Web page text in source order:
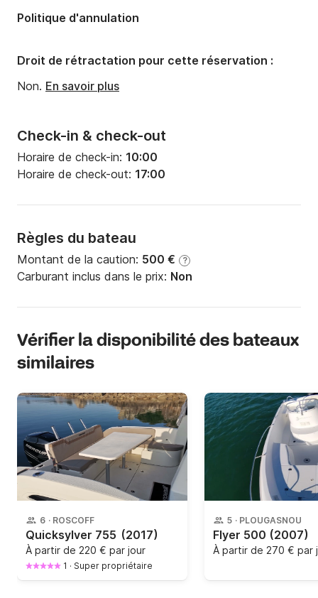
Check-in & check-out
Horaire de check-in: 10:00
Horaire de check-out: 17:00
Règles du bateau
Montant de la caution: 500 € ?
Carburant inclus dans le prix: Non
Politique d'annulation
Droit de rétractation pour cette réservation :
Non. En savoir plus
Vérifier la disponibilité des bateaux
similaires
6 · ROSCOFF
Quicksylver 755 (2017)
À partir de 220 € par jour
1 · Super propriétaire
5 · PLOUGASNOU
Flyer 500 (2007)
À partir de 270 € par